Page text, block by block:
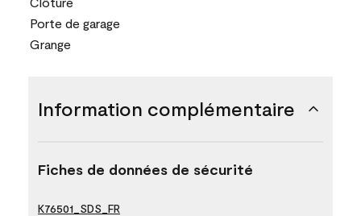
Porte de garage
Grange
Information complémentaire
Fiches de données de sécurité
K76501_SDS_FR